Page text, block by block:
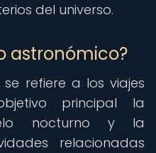
del universo.
astronómico?
refiere a los viajes
principal la
nocturno y la
relacionadas